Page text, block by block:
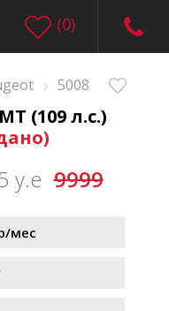
(0)
› 5008
(109 л.с.)
у.е 9999
мес